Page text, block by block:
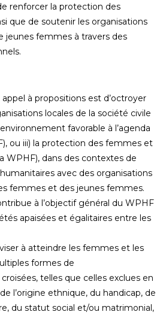
renforcer la protection des
que de soutenir les organisations
jeunes femmes à travers des
à propositions est d’octroyer
locales de la société civile
favorable à l’agenda
ou iii) la protection des femmes et
WPHF), dans des contextes de
avec des organisations
femmes et des jeunes femmes.
à l’objectif général du WPHF
apaisées et égalitaires entre les
à atteindre les femmes et les
formes de
telles que celles exclues en
l’origine ethnique, du handicap, de
du statut social et/ou matrimonial,